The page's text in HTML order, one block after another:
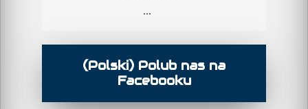
...
(Polski) Polub nas na
Facebooku